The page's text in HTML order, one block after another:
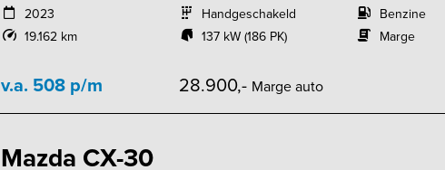
2023
19.162 km
Handgeschakeld
137 kW (186 PK)
Benzine
Marge
v.a. 508 p/m 28.900,- Marge auto
Mazda CX-30